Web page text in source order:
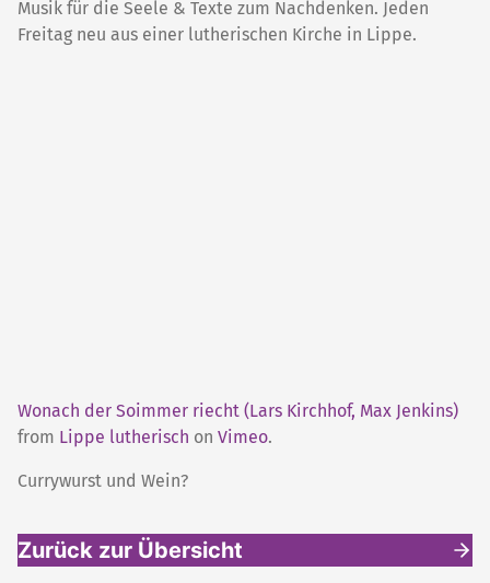
Musik für die Seele & Texte zum Nachdenken. Jeden
Freitag neu aus einer lutherischen Kirche in Lippe.
Wonach der Soimmer riecht (Lars Kirchhof, Max Jenkins)
from Lippe lutherisch on Vimeo.
Currywurst und Wein?
Zurück zur Übersicht